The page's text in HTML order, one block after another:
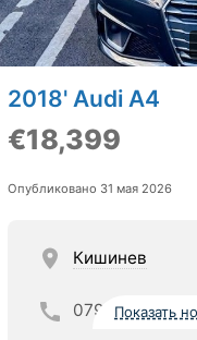
2018' Audi A4
€18,399
Опубликовано 31 мая 2026
Кишинев
079 Показать